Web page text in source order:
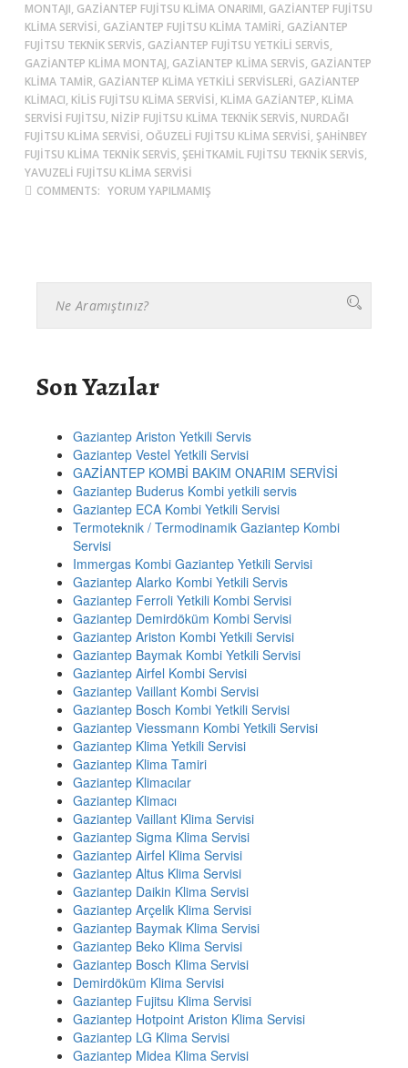
MONTAJI, GAZIANTEP FUJITSU KLIMA ONARIMI, GAZIANTEP FUJITSU
KLIMA SERVISI, GAZIANTEP FUJITSU KLIMA TAMIRI, GAZIANTEP
FUJITSU TEKNIK SERVIS, GAZIANTEP FUJITSU YETKILI SERVIS,
GAZIANTEP KLIMA MONTAJ, GAZIANTEP KLIMA SERVIS, GAZIANTEP
KLIMA TAMIR, GAZIANTEP KLIMA YETKILI SERVISLERI, GAZIANTEP
KLIMACI, KILIS FUJITSU KLIMA SERVISI, KLIMA GAZIANTEP, KLIMA
SERVISI FUJITSU, NIZIP FUJITSU KLIMA TEKNIK SERVIS, NURDAĞI
FUJITSU KLIMA SERVISI, OĞUZELI FUJITSU KLIMA SERVISI, ŞAHINBEY
FUJITSU KLIMA TEKNIK SERVIS, ŞEHITKAMIL FUJITSU TEKNIK SERVIS,
YAVUZELI FUJITSU KLIMA SERVISI
COMMENTS: YORUM YAPILMAMIŞ
Son Yazılar
Gaziantep Ariston Yetkili Servis
Gaziantep Vestel Yetkili Servisi
GAZİANTEP KOMBİ BAKIM ONARIM SERVİSİ
Gaziantep Buderus Kombi yetkili servis
Gaziantep ECA Kombi Yetkili Servisi
Termoteknik / Termodinamik Gaziantep Kombi
Servisi
Immergas Kombi Gaziantep Yetkili Servisi
Gaziantep Alarko Kombi Yetkili Servis
Gaziantep Ferroli Yetkili Kombi Servisi
Gaziantep Demirdöküm Kombi Servisi
Gaziantep Ariston Kombi Yetkili Servisi
Gaziantep Baymak Kombi Yetkili Servisi
Gaziantep Airfel Kombi Servisi
Gaziantep Vaillant Kombi Servisi
Gaziantep Bosch Kombi Yetkili Servisi
Gaziantep Viessmann Kombi Yetkili Servisi
Gaziantep Klima Yetkili Servisi
Gaziantep Klima Tamiri
Gaziantep Klimacılar
Gaziantep Klimacı
Gaziantep Vaillant Klima Servisi
Gaziantep Sigma Klima Servisi
Gaziantep Airfel Klima Servisi
Gaziantep Altus Klima Servisi
Gaziantep Daikin Klima Servisi
Gaziantep Arçelik Klima Servisi
Gaziantep Baymak Klima Servisi
Gaziantep Beko Klima Servisi
Gaziantep Bosch Klima Servisi
Demirdöküm Klima Servisi
Gaziantep Fujitsu Klima Servisi
Gaziantep Hotpoint Ariston Klima Servisi
Gaziantep LG Klima Servisi
Gaziantep Midea Klima Servisi